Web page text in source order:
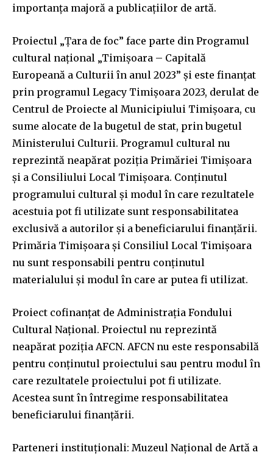
importanța majoră a publicațiilor de artă.
Proiectul „Țara de foc” face parte din Programul
cultural național „Timișoara – Capitală
Europeană a Culturii în anul 2023” și este finanțat
prin programul Legacy Timișoara 2023, derulat de
Centrul de Proiecte al Municipiului Timișoara, cu
sume alocate de la bugetul de stat, prin bugetul
Ministerului Culturii. Programul cultural nu
reprezintă neapărat poziția Primăriei Timișoara
și a Consiliului Local Timișoara. Conținutul
programului cultural și modul în care rezultatele
acestuia pot fi utilizate sunt responsabilitatea
exclusivă a autorilor și a beneficiarului finanțării.
Primăria Timișoara și Consiliul Local Timișoara
nu sunt responsabili pentru conținutul
materialului și modul în care ar putea fi utilizat.
Proiect cofinanțat de Administrația Fondului
Cultural Național. Proiectul nu reprezintă
neapărat poziția AFCN. AFCN nu este responsabilă
pentru conținutul proiectului sau pentru modul în
care rezultatele proiectului pot fi utilizate.
Acestea sunt în întregime responsabilitatea
beneficiarului finanțării.
Parteneri instituționali: Muzeul Național de Artă a